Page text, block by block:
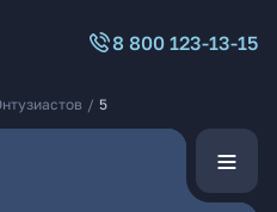
8 800 123-13-15
/ 5